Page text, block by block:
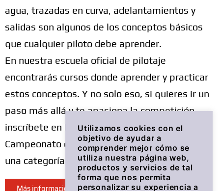
agua, trazadas en curva, adelantamientos y
salidas son algunos de los conceptos básicos
que cualquier piloto debe aprender.
En nuestra escuela oficial de pilotaje
encontrarás cursos donde aprender y practicar
estos conceptos. Y no solo eso, si quieres ir un
paso más allá y te apasiona la competición,
inscríbete en la primera edición del
Campeonato de España de Motonáutica con
una categoría monomarca en torno al SuperJet.
Más información
Utilizamos cookies con el
objetivo de ayudar a
comprender mejor cómo se
utiliza nuestra página web,
productos y servicios de tal
forma que nos permita
personalizar su experiencia a